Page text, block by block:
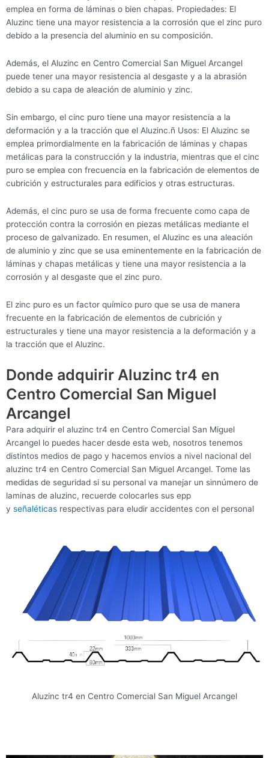
emplea en forma de láminas o bien chapas. Propiedades: El
Aluzinc tiene una mayor resistencia a la corrosión que el zinc puro
debido a la presencia del aluminio en su composición.
Además, el Aluzinc en Centro Comercial San Miguel Arcangel
puede tener una mayor resistencia al desgaste y a la abrasión
debido a su capa de aleación de aluminio y zinc.
Sin embargo, el cinc puro tiene una mayor resistencia a la
deformación y a la tracción que el Aluzinc.ñ Usos: El Aluzinc se
emplea primordialmente en la fabricación de láminas y chapas
metálicas para la construcción y la industria, mientras que el cinc
puro se emplea con frecuencia en la fabricación de elementos de
cubrición y estructurales para edificios y otras estructuras.
Además, el cinc puro se usa de forma frecuente como capa de
protección contra la corrosión en piezas metálicas mediante el
proceso de galvanizado. En resumen, el Aluzinc es una aleación
de aluminio y zinc que se usa eminentemente en la fabricación de
láminas y chapas metálicas y tiene una mayor resistencia a la
corrosión y al desgaste que el zinc puro.
El zinc puro es un factor químico puro que se usa de manera
frecuente en la fabricación de elementos de cubrición y
estructurales y tiene una mayor resistencia a la deformación y a
la tracción que el Aluzinc.
Donde adquirir Aluzinc tr4 en
Centro Comercial San Miguel
Arcangel
Para adquirir el aluzinc tr4 en Centro Comercial San Miguel
Arcangel lo puedes hacer desde esta web, nosotros tenemos
distintos medios de pago y hacemos envios a nivel nacional del
aluzinc tr4 en Centro Comercial San Miguel Arcangel. Tome las
medidas de seguridad si su personal va manejar un sinnúmero de
laminas de aluzinc, recuerde colocarles sus epp
y señaléticas respectivas para eludir accidentes con el personal
Aluzinc tr4 en Centro Comercial San Miguel Arcangel